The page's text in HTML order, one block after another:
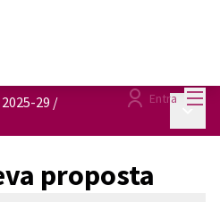
Entra
29 /
proposta